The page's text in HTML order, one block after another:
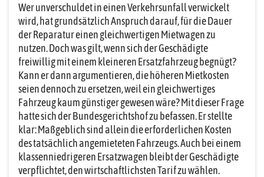
Wer unverschuldet in einen Verkehrsunfall verwickelt
wird, hat grundsätzlich Anspruch darauf, für die Dauer
der Reparatur einen gleichwertigen Mietwagen zu
nutzen. Doch was gilt, wenn sich der Geschädigte
freiwillig mit einem kleineren Ersatzfahrzeug begnügt?
Kann er dann argumentieren, die höheren Mietkosten
seien dennoch zu ersetzen, weil ein gleichwertiges
Fahrzeug kaum günstiger gewesen wäre? Mit dieser Frage
hatte sich der Bundesgerichtshof zu befassen. Er stellte
klar: Maßgeblich sind allein die erforderlichen Kosten
des tatsächlich angemieteten Fahrzeugs. Auch bei einem
klassenniedrigeren Ersatzwagen bleibt der Geschädigte
verpflichtet, den wirtschaftlichsten Tarif zu wählen.